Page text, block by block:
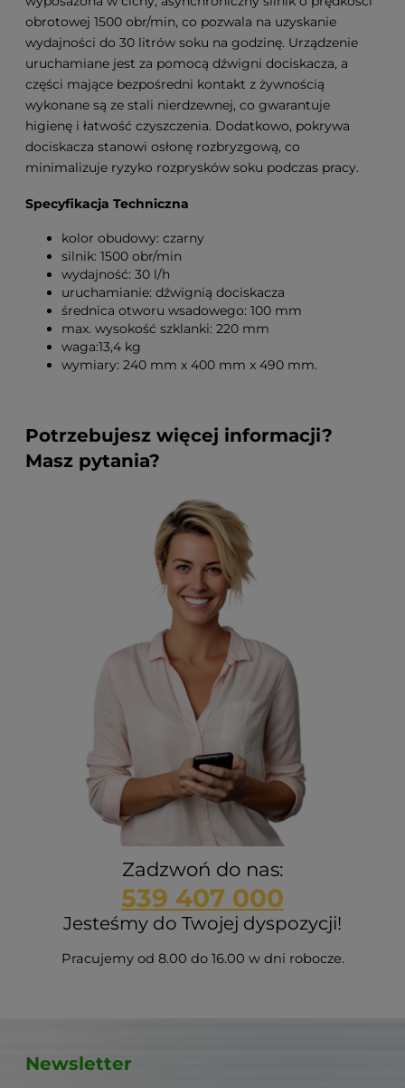
obrotowej 1500 obr/min, co pozwala na uzyskanie
wydajności do 30 litrów soku na godzinę. Urządzenie
uruchamiane jest za pomocą dźwigni dociskacza, a
części mające bezpośredni kontakt z żywnością
wykonane są ze stali nierdzewnej, co gwarantuje
higienę i łatwość czyszczenia. Dodatkowo, pokrywa
dociskacza stanowi osłonę rozbryzgową, co
minimalizuje ryzyko rozprysków soku podczas pracy.
Specyfikacja Techniczna
kolor obudowy: czarny
silnik: 1500 obr/min
wydajność: 30 l/h
uruchamianie: dźwignią dociskacza
średnica otworu wsadowego: 100 mm
max. wysokość szklanki: 220 mm
waga:13,4 kg
wymiary: 240 mm x 400 mm x 490 mm.
Potrzebujesz więcej informacji?
Masz pytania?
Zadzwoń do nas:
539 407 000
Jesteśmy do Twojej dyspozycji!
Pracujemy od 8.00 do 16.00 w dni robocze.
Newsletter